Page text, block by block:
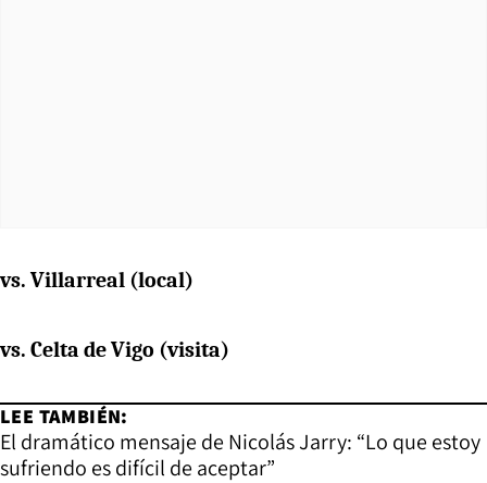
vs. Villarreal (local)
vs. Celta de Vigo (visita)
LEE TAMBIÉN:
El dramático mensaje de Nicolás Jarry: “Lo que estoy
sufriendo es difícil de aceptar”